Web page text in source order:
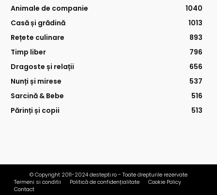
Animale de companie
1040
Casă și grădină
1013
Rețete culinare
893
Timp liber
796
Dragoste și relații
656
Nunți și mirese
537
Sarcină & Bebe
516
Părinți și copii
513
© Copyright 2011-2024 destepti.ro - Toate drepturile rezervate
Termeni si conditii
Politică de confidențialitate
Cookie Policy
Contact